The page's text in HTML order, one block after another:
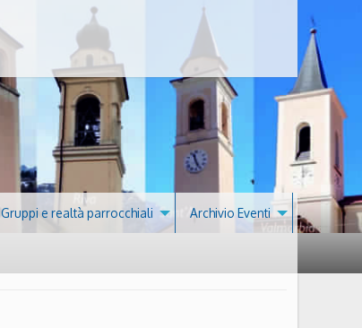
Gruppi e realtà parrocchiali Archivio Eventi